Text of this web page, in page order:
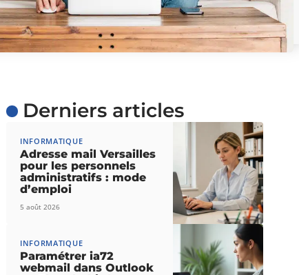
Derniers articles
INFORMATIQUE
Adresse mail Versailles
pour les personnels
administratifs : mode
d’emploi
5 août 2026
INFORMATIQUE
Paramétrer ia72
webmail dans Outlook